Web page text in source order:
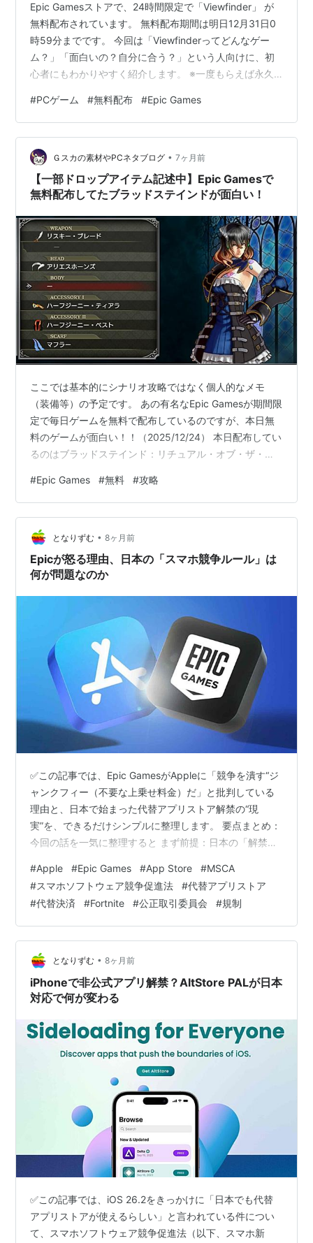
Epic Gamesストアで、24時間限定で「Viewfinder」 が
無料配布されています。 無料配布期間は明日12月31日0
時59分までです。 今回は「Viewfinderってどんなゲー
ム？」「面白いの？自分に合う？」という人向けに、初
心者にもわかりやすく紹介します。 ※一度もらえば永久
めです。 Viewfinderってどんなゲーム？ Viewfinderは、
写真を使って世界を書き換えるパズルゲームです。 ゲー
ム内で撮った写真や、用意された画像をそのまま地面や
空間に置くことで、写真の中の世界が現実になるという
不思議な仕組み。 写真を置くと道…
#PCゲーム #無料配布 #Epic Games
Ｇスカの素材やPCネタブログ • 7ヶ月前
【一部ドロップアイテム記述中】Epic Gamesで
無料配布してたブラッドステインドが面白い！
ここでは基本的にシナリオ攻略ではなく個人的なメモ
（装備等）の予定です。 あの有名なEpic Gamesが期間限
定で毎日ゲームを無料で配布しているのですが、本日無
料のゲームが面白い！！（2025/12/24） 本日配布してい
るのはブラッドステインド：リチュアル・オブ・ザ・ナ
store.epicgames.com ゲームプレイに必須なPCスペック
ゲームの見た目 攻撃 Lv上げ 序盤の敵 敵が落とす装備＆
シャードメモ 見た目変更 モンスター レシピ 謎解き アイ
テム効果 LUK効果
#Epic Games #無料 #攻略
となりずむ • 8ヶ月前
Epicが怒る理由、日本の「スマホ競争ルール」は
何が問題なのか
✅この記事では、Epic GamesがAppleに「競争を潰す“ジ
ャンクフィー（不要な上乗せ料金）だ」と批判している
理由と、日本で始まった代替アプリストア解禁の“現
実”を、できるだけシンプルに整理します。 要点まとめ：
今回の話を一気に整理すると まず前提：日本の「解禁」
ンクフィー」 Appleの言い分：「安全性と責任のコス
ト」 注目したいポイント：争点は％ではなく「外に出る
意味があるか」 ひとこと：日本は「解禁後の運用」が本
番 まとめ：Epic vs Apple、日本でも主戦場は「条件設
計」 どうも、となりです。「日本でもApp Sto…
#Apple #Epic Games #App Store #MSCA
#スマホソフトウェア競争促進法 #代替アプリストア
#代替決済 #Fortnite #公正取引委員会 #規制
となりずむ • 8ヶ月前
iPhoneで非公式アプリ解禁？AltStore PALが日本
対応で何が変わる
✅この記事では、iOS 26.2をきっかけに「日本でも代替
アプリストアが使えるらしい」と言われている件につい
て、スマホソフトウェア競争促進法（以下、スマホ新